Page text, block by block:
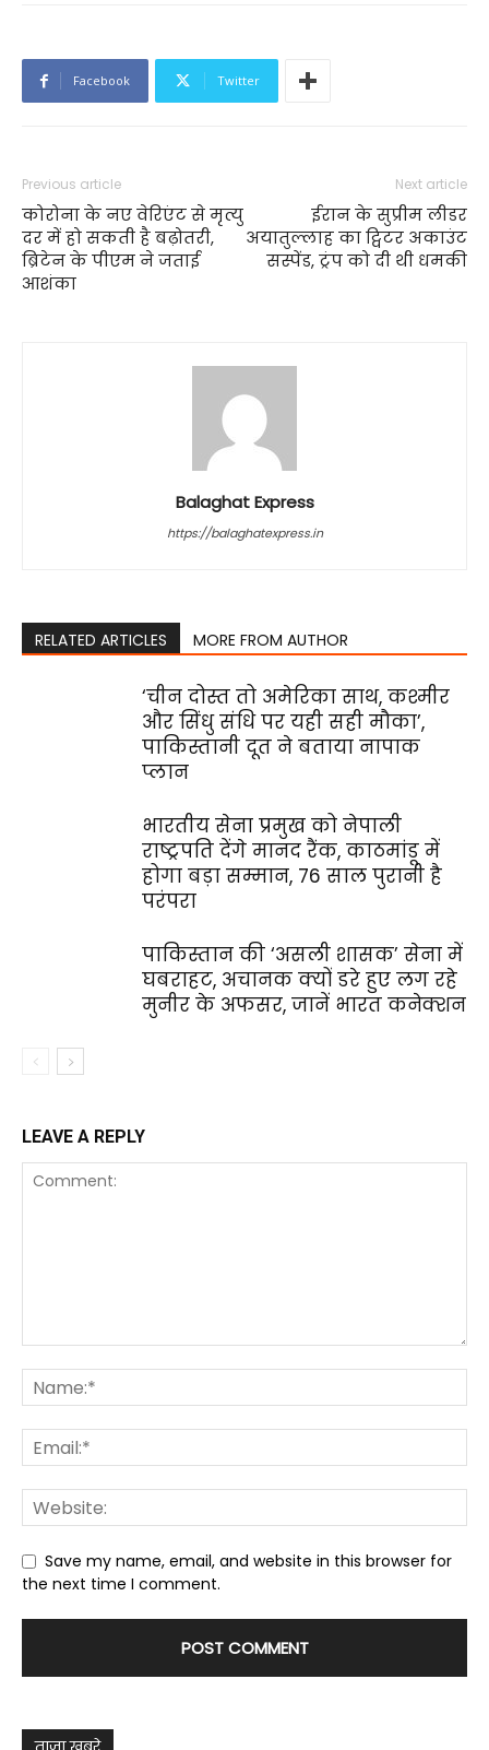
Facebook Twitter
Previous article
कोरोना के नए वेरिएंट से मृत्यु
दर में हो सकती है बढ़ोतरी,
ब्रिटेन के पीएम ने जताई
आशंका
Next article
ईरान के सुप्रीम लीडर
अयातुल्लाह का ट्विटर अकाउंट
सस्पेंड, ट्रंप को दी थी धमकी
Balaghat Express
https://balaghatexpress.in
RELATED ARTICLES MORE FROM AUTHOR
‘चीन दोस्त तो अमेरिका साथ, कश्मीर
और सिंधु संधि पर यही सही मौका’,
पाकिस्‍तानी दूत ने बताया नापाक
प्लान
भारतीय सेना प्रमुख को नेपाली
राष्ट्रपति देंगे मानद रैंक, काठमांडू में
होगा बड़ा सम्मान, 76 साल पुरानी है
परंपरा
पाकिस्तान की ‘असली शासक’ सेना में
घबराहट, अचानक क्यों डरे हुए लग रहे
मुनीर के अफसर, जानें भारत कनेक्शन
LEAVE A REPLY
Save my name, email, and website in this browser for
the next time I comment.